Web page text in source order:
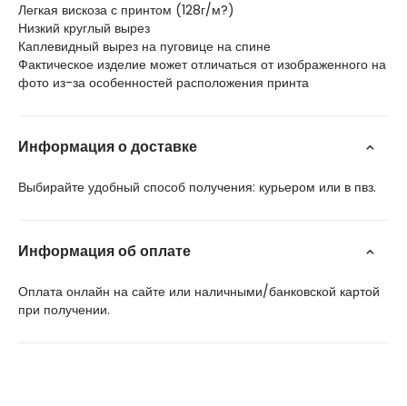
Легкая вискоза с принтом (128г/м?)
Низкий круглый вырез
Каплевидный вырез на пуговице на спине
Фактическое изделие может отличаться от изображенного на
фото из-за особенностей расположения принта
Информация о доставке
Выбирайте удобный способ получения: курьером или в пвз.
Информация об оплате
Оплата онлайн на сайте или наличными/банковской картой
при получении.